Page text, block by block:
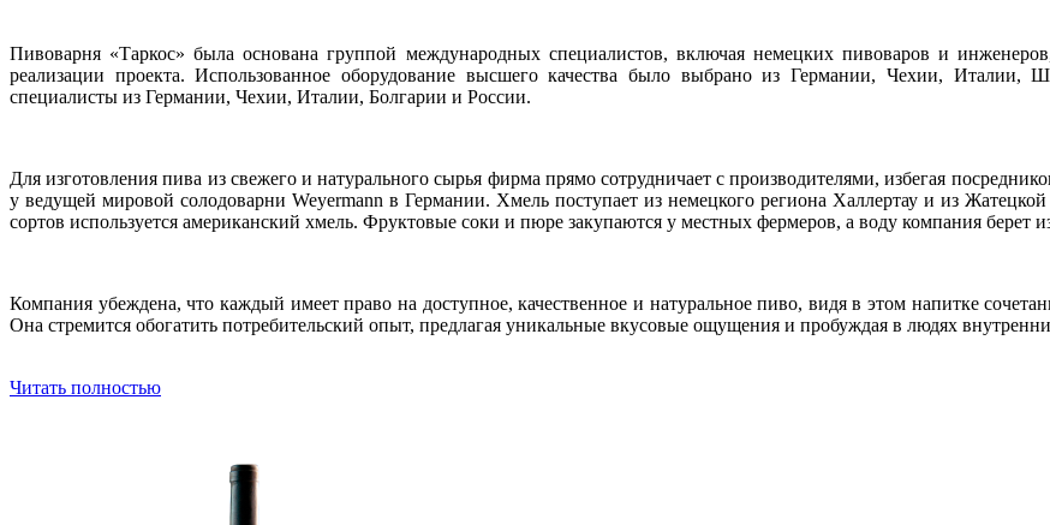
Пивоварня «Таркос» была основана группой международных специалистов, включая немецких пивоваров и
реализации проекта. Использованное оборудование высшего качества было выбрано из Германии, Чехии, Италии,
специалисты из Германии, Чехии, Италии, Болгарии и России.
Для изготовления пива из свежего и натурального сырья фирма прямо сотрудничает с производителями, избегая
у ведущей мировой солодоварни Weyermann в Германии. Хмель поступает из немецкого региона Халлертау и из
сортов используется американский хмель. Фруктовые соки и пюре закупаются у местных фермеров, а воду компания берет
Компания убеждена, что каждый имеет право на доступное, качественное и натуральное пиво, видя в этом напитке
Она стремится обогатить потребительский опыт, предлагая уникальные вкусовые ощущения и пробуждая в людях
Читать полностью